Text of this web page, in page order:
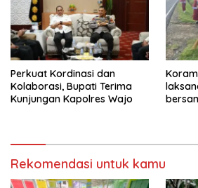
Perkuat Kordinasi dan
Kolaborasi, Bupati Terima
Kunjungan Kapolres Wajo
Rekomendasi untuk kamu